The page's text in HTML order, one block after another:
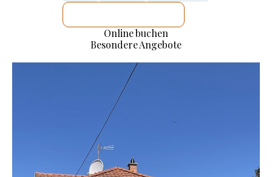
Online buchen
Besondere Angebote